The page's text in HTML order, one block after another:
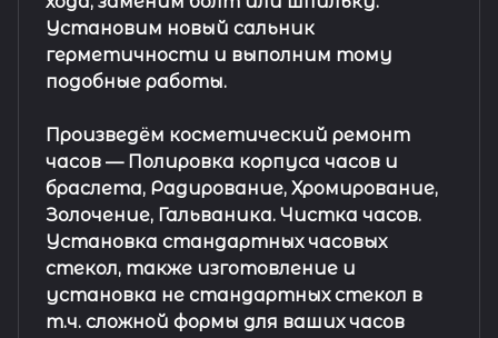
Установим новый сальник
герметичности и выполним тому
подобные работы.
Произведём косметический ремонт
часов — Полировка корпуса часов и
браслета, Радирование, Хромирование,
Золочение, Гальваника. Чистка часов.
Установка стандартных часовых
стекол, также изготовление и
установка не стандартных стекол в
т.ч. сложной формы для ваших часов